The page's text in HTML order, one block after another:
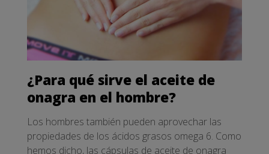
¿Para qué sirve el aceite de
onagra en el hombre?
Los hombres también pueden aprovechar las
propiedades de los ácidos grasos omega 6. Como
hemos dicho, las cápsulas de aceite de onagra